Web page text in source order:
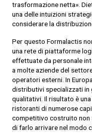
trasformazione netta».
una delle intuizioni
considerare la
Per questo Formalactis
una rete di piattaforme
effettuate da personale
a molte aziende del
operatori esterni. In
distributivi specializzati in
qualitativi. Il risultato è
ristoranti di numerose
competitivo costruito non
di farlo arrivare nel modo